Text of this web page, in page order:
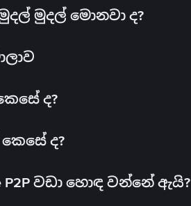
මුදල් මොනවා ද?
ද?
ද?
P2P වඩා හොඳ වන්නේ ඇයි?